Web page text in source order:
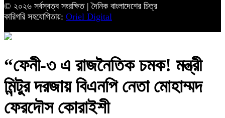
© ২০২৬ সর্বস্বত্ব সংরক্ষিত | দৈনিক বাংলাদেশের চিত্র
কারিগরি সহযোগিতায়: Oriel Digital
“ফেনী-৩ এ রাজনৈতিক চমক! মন্ত্রী
মিন্টুর দরজায় বিএনপি নেতা মোহাম্মদ
ফেরদৌস কোরাইশী